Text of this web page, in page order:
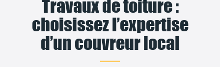
Travaux de toiture :
choisissez l’expertise
d’un couvreur local